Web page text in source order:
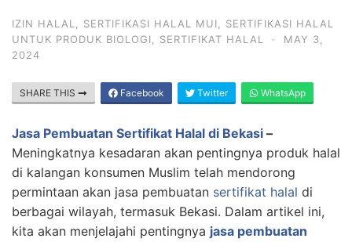
IZIN HALAL SERTIFIKASI HALAL MUI
SERTIFIKASI HALAL
UNTUK PRODUK BIOLOGI
SERTIFIKAT HALAL ·
MAY 3,
2024
SHARE THIS Facebook Twitter WhatsApp
Jasa Pembuatan Sertifikat Halal di Bekasi –
Meningkatnya kesadaran akan pentingnya produk halal
di kalangan konsumen Muslim telah mendorong
permintaan akan jasa pembuatan sertifikat halal di
berbagai wilayah, termasuk Bekasi. Dalam artikel ini,
kita akan menjelajahi pentingnya jasa pembuatan